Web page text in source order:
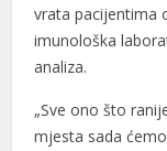
vrata pacijentima
imunološka
analiza.
„Sve ono što
mjesta sada